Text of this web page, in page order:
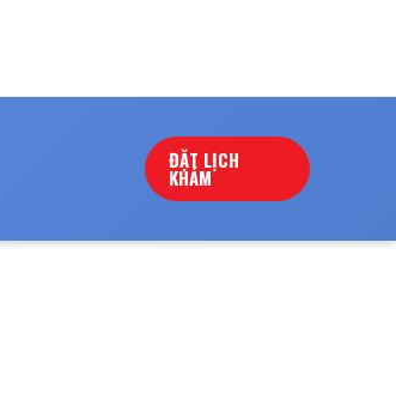
ĐẶT LỊCH
KHÁM